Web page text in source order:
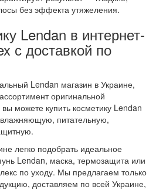
без эффекта утяжеления.
Lendan в интернет-
с доставкой по
Lendan магазин в Украине,
оригинальной
можете купить косметику Lendan
питательную,
легко подобрать идеальное
Lendan, маска, термозащита или
по уходу. Мы предлагаем только
доставляем по всей Украине,